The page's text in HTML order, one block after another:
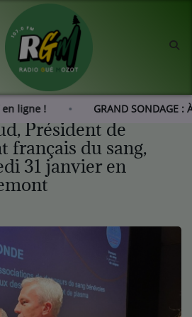
en ligne ! GRAND
Président de
français du sang,
31 janvier en